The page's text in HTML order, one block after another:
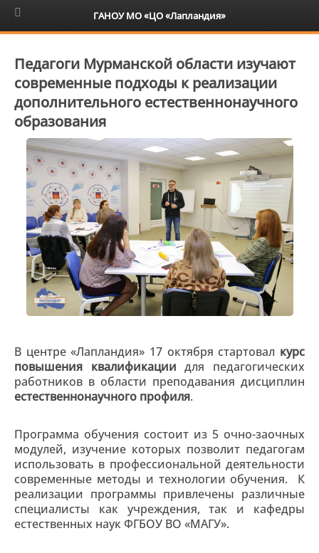
6+
Педагоги Мурманской области изучают
современные подходы к реализации
дополнительного естественнонаучного
образования
В центре «Лапландия» 17 октября стартовал курс
повышения квалификации для педагогических
работников в области преподавания дисциплин
естественнонаучного профиля.
Программа обучения состоит из 5 очно-заочных
модулей, изучение которых позволит педагогам
использовать в профессиональной деятельности
современные методы и технологии обучения. К
реализации программы привлечены различные
специалисты как учреждения, так и кафедры
естественных наук ФГБОУ ВО «МАГУ».
ГАНОУ МО «ЦО «Лапландия»